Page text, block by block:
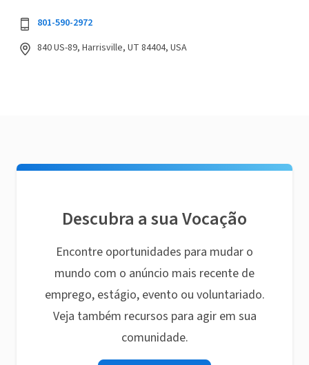
801-590-2972
840 US-89, Harrisville, UT 84404, USA
Descubra a sua Vocação
Encontre oportunidades para mudar o
mundo com o anúncio mais recente de
emprego, estágio, evento ou voluntariado.
Veja também recursos para agir em sua
comunidade.